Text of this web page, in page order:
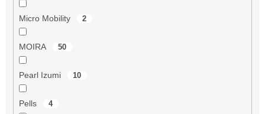
Micro Mobility 2
MOIRA 50
Pearl Izumi 10
Pells 4